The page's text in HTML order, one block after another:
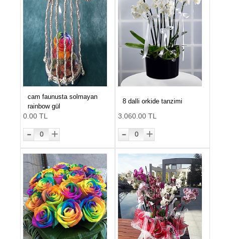
cam faunusta solmayan
rainbow gül
0.00 TL
- 0 +
8 dalli orkide tanzimi
3.060.00 TL
- 0 +